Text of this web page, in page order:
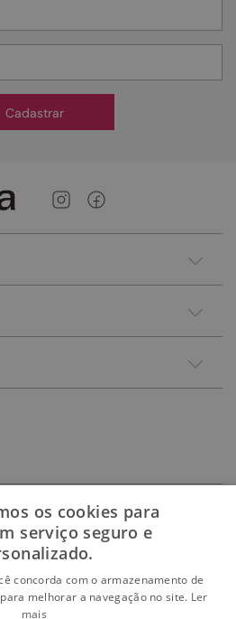
Cadastrar
os cookies para
serviço seguro e
concorda com o armazenamento de
melhorar a navegação no site. Ler
mais